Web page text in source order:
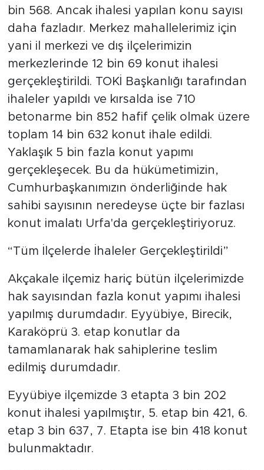
bin 568. Ancak ihalesi yapılan konu sayısı
daha fazladır. Merkez mahallelerimiz için
yani il merkezi ve dış ilçelerimizin
merkezlerinde 12 bin 69 konut ihalesi
gerçekleştirildi. TOKİ Başkanlığı tarafından
ihaleler yapıldı ve kırsalda ise 710
betonarme bin 852 hafif çelik olmak üzere
toplam 14 bin 632 konut ihale edildi.
Yaklaşık 5 bin fazla konut yapımı
gerçekleşecek. Bu da hükümetimizin,
Cumhurbaşkanımızın önderliğinde hak
sahibi sayısının neredeyse üçte bir fazlası
konut imalatı Urfa'da gerçekleştiriyoruz.
“Tüm İlçelerde İhaleler Gerçekleştirildi”
Akçakale ilçemiz hariç bütün ilçelerimizde
hak sayısından fazla konut yapımı ihalesi
yapılmış durumdadır. Eyyübiye, Birecik,
Karaköprü 3. etap konutlar da
tamamlanarak hak sahiplerine teslim
edilmiş durumdadır.
Eyyübiye ilçemizde 3 etapta 3 bin 202
konut ihalesi yapılmıştır, 5. etap bin 421, 6.
etap 3 bin 637, 7. Etapta ise bin 418 konut
bulunmaktadır.